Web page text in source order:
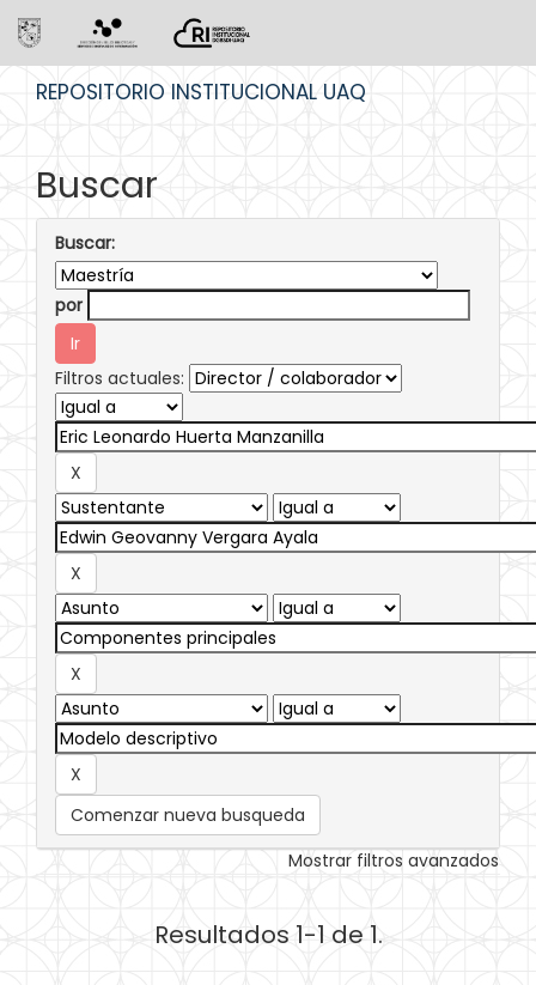
REPOSITORIO INSTITUCIONAL UAQ
Buscar
Buscar:
por
Filtros actuales:
Comenzar nueva busqueda
Mostrar filtros avanzados
Resultados 1-1 de 1.